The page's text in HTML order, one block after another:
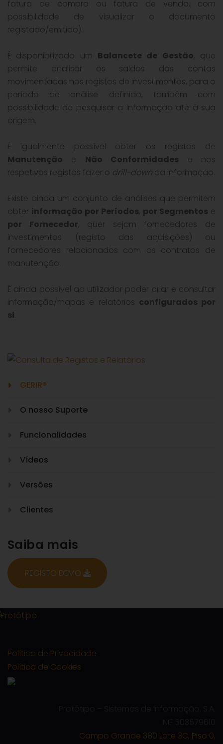
fatura de compra ou fatura de venda, com
possibilidade de visualizar o documento
registado/emitido).
É disponibilizado um Balancete de Gestão, que
permite analisar os saldos das contas
movimentadas nos registos de investimentos, para o
período de análise definido, também com
possibilidade de pesquisar a informação até à sua
origem.
É igualmente possível obter os registos de
Manutenção e Não Conformidades e nos
respetivos registos fazer o drill-down da informação.
Existe ainda um conjunto de análises que permitem
obter informação por Períodos, por Segmentos e
por Fornecedor, quer sejam fornecedores de
investimentos (registo das aquisições) ou
fornecedores relacionados com os contratos de
manutenção.
É ainda possível ao utilizador poder criar e consultar
informação/mapas e relatórios configurados por
si
GERIR®
O nosso Suporte
Funcionalidades
Vídeos
Versões
Clientes
Saiba mais
REGISTO DEMO
Política de Privacidade
Política de Cookies
Campo Grande 380 Lote 3C, Piso 0,